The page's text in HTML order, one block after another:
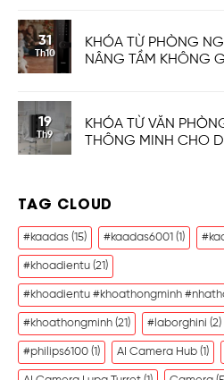
31
Th10
KHÓA TỪ PHÒNG
NÂNG TẦM KHÔNG
19
Th9
KHÓA TỪ VĂN
THÔNG MINH CHO
TAG CLOUD
#kaadas (15) #kaadas6001 (1)
#khoadientu (21)
#khoadientu #khoathongminh
#khoathongminh (21) #laborghini (2)
#philips6100 (1) AI Camera Hub (1)